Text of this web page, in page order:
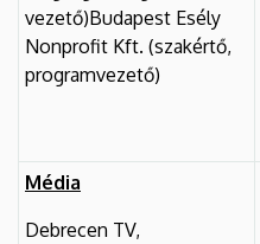
vezető)Budapest Esély
Nonprofit Kft. (szakértő,
programvezető)
Média
Debrecen TV,